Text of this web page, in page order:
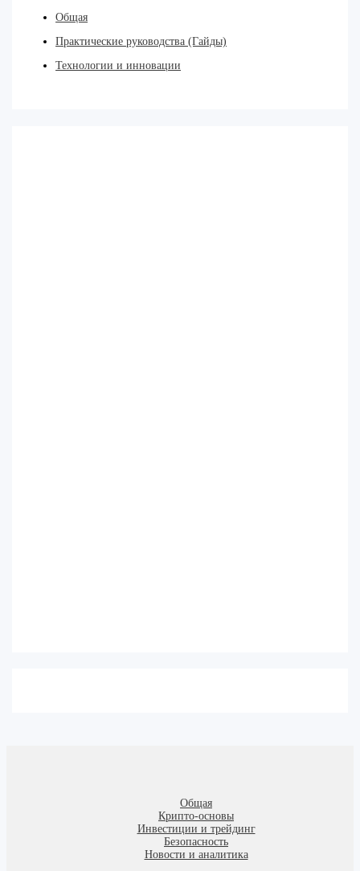
Общая
Практические руководства (Гайды)
Технологии и инновации
Общая
Крипто-основы
Инвестиции и трейдинг
Безопасность
Новости и аналитика